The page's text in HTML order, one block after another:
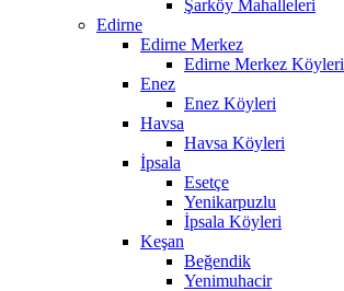
Şarköy Mahalleleri
Edirne
Edirne Merkez
Edirne Merkez Köyleri
Enez
Enez Köyleri
Havsa
Havsa Köyleri
İpsala
Esetçe
Yenikarpuzlu
İpsala Köyleri
Keşan
Beğendik
Yenimuhacir